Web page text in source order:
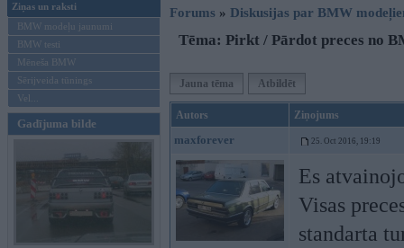
Ziņas un raksti
BMW modeļu jaunumi
BMW testi
Mēneša BMW
Sērijveida tūnings
Vel...
Gadījuma bilde
Forums » Diskusijas par BMW
Tēma: Pirkt / Pārdot preces no
Jauna tēma Atbildēt
Autors Ziņojums
maxforever 25. Oct 2016, 19:19
Es
Visas
standarta